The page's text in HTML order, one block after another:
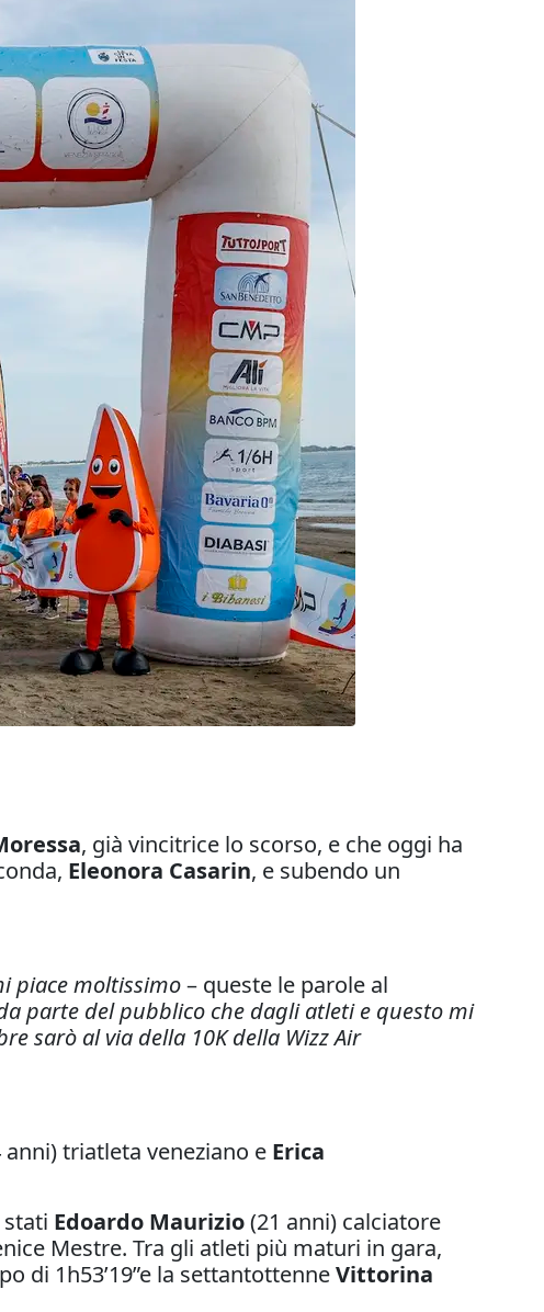
, già vincitrice lo scorso, e che oggi ha
Eleonora Casarin, e subendo un
piace moltissimo– queste le parole al
parte del pubblico che dagli atleti e questo mi
sarò al via della 10K della Wizz Air
anni) triatleta veneziano e Erica
Edoardo Maurizio(21 anni) calciatore
Mestre. Tra gli atleti più maturi in gara,
di 1h53’19”e la settantottenneVittorina